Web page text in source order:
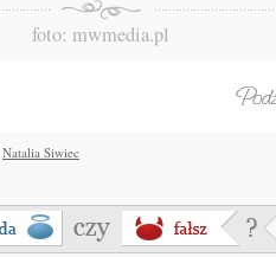
foto: mwmedia.pl
Natalia Siwiec